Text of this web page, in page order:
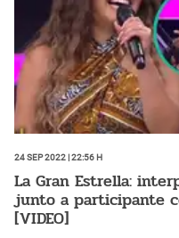
24 Sep 2022 | 22:56 h
La Gran Estrella:
junto a participante
[VIDEO]